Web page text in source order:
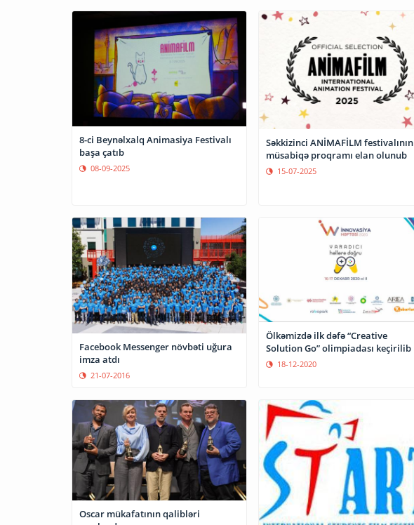
8-ci Beynəlxalq Animasiya Festivalı
başa çatıb
08-09-2025
Səkkizinci ANİMAFİLM festivalının
müsabiqə proqramı elan olunub
15-07-2025
Facebook Messenger növbəti uğura
imza atdı
21-07-2016
Ölkəmizdə ilk dəfə “Creative
Solution Go” olimpiadası keçirilib
18-12-2020
Oscar mükafatının qalibləri